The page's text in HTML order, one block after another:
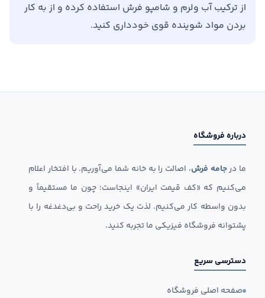
از ترکیب آب ولرم و شامپو فرش استفاده کرده و از به کار
بردن مواد شوینده قوی خودداری کنید.
درباره فروشگاه
ما درجامه فرش، اصالت را به خانه شما می‌آوریم. با افتخار اعلام
می‌کنیم که «کف قیمت ایران» اینجاست؛ چون ما مستقیماً و
بدون واسطه کار می‌کنیم. لذت یک خرید راحت و بی‌دغدغه را با
پشتوانه فروشگاه فیزیکی ما تجربه کنید.
دسترسی سریع
صفحه اصلی فروشگاه